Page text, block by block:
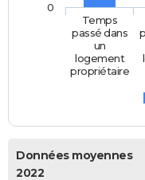
Temps
passé dans
un
logement
propriétaire
0
Données moyennes
2022